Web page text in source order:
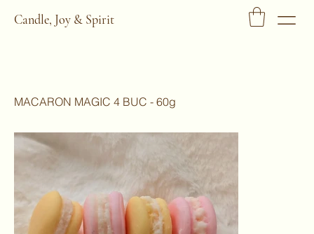
Candle, Joy & Spirit
MACARON MAGIC 4 BUC - 60g